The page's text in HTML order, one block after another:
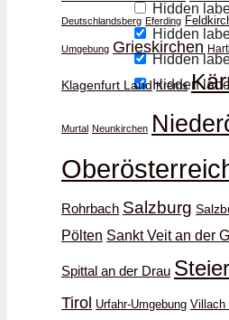
Hidden
Hidden
Hidden
Hidden
Deutschlandsberg Eferding
Umgebung Grieskirchen
Klagenfurt Land Krems
Murtal Neunkirchen
Rohrbach Salzburg
Pölten Sankt Veit an der
Spittal an der Drau
Tirol Urfahr-Umgebung Villach